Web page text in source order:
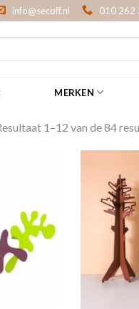
info@secoff.nl 010 262
MERKEN
1–12 van de 84